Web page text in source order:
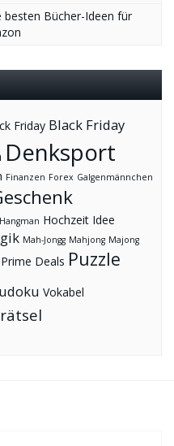
besten Bücher-Ideen für
Friday Black Friday
Denksport
Finanzen Forex Galgenmännchen
Hangman Hochzeit Idee
Mah-Jongg Mahjong Majong
Prime Deals Puzzle
Vokabel